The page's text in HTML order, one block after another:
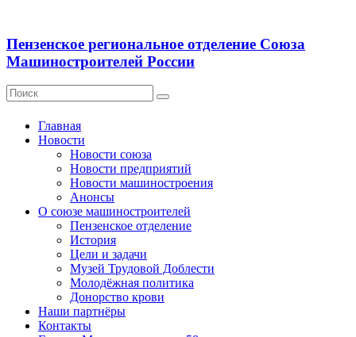
Пензенское региональное отделение Союза
Машиностроителей России
Главная
Новости
Новости союза
Новости предприятий
Новости машиностроения
Анонсы
О союзе машиностроителей
Пензенское отделение
История
Цели и задачи
Музей Трудовой Доблести
Молодёжная политика
Донорство крови
Наши партнёры
Контакты